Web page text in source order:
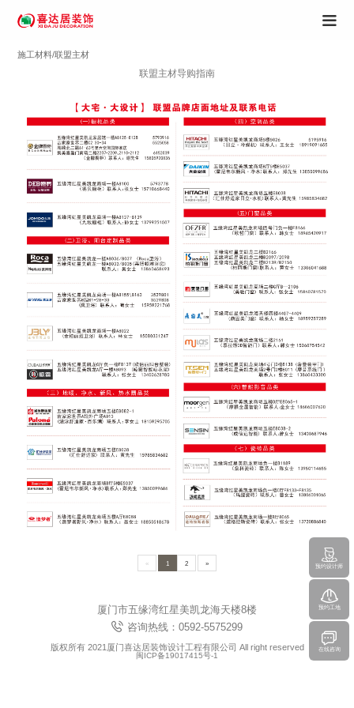
施工材料/联盟主材
联盟主材导购指南
« 1 2 »
厦门市五缘湾红星美凯龙海天楼8楼
咨询热线：0592-5575299
版权所有 2021厦门喜达居装饰设计工程有限公司 All right reserved
闽ICP备19017415号-1
预约设计师
预约工地
在线咨询